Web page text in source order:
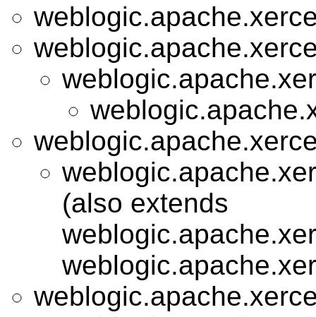
(also extends